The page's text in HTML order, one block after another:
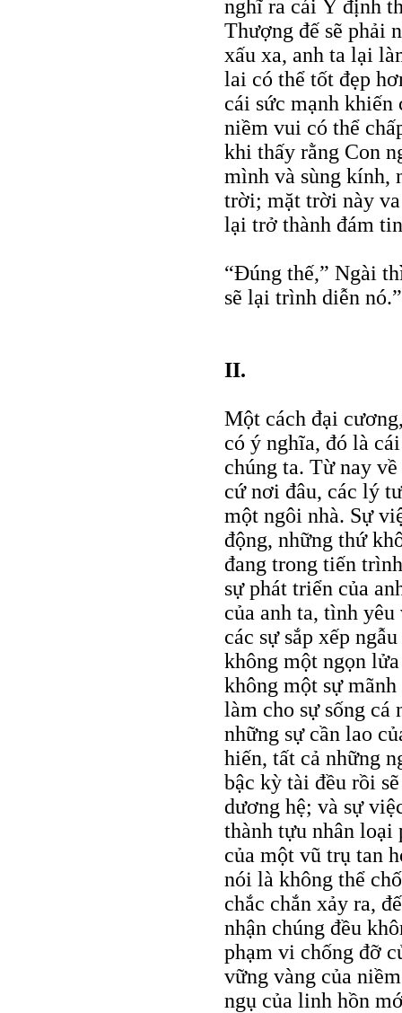
nghĩ ra cái Ý định
Thượng đế sẽ phải
xấu xa, anh ta lại
lai có thể tốt đẹp
cái sức mạnh khiến
niềm vui có thể
khi thấy rằng Con
mình và sùng kính,
trời; mặt trời này
lại trở thành đám
“Đúng thế,” Ngài
sẽ lại trình diễn nó.”
II.
Một cách đại
có ý nghĩa, đó là
chúng ta. Từ nay
cứ nơi đâu, các lý
một ngôi nhà. Sự
động, những thứ
đang trong tiến
sự phát triển của
của anh ta, tình
các sự sắp xếp
không một ngọn
không một sự
làm cho sự sống cá
những sự cần lao
hiến, tất cả những
bậc kỳ tài đều rồi
dương hệ; và sự
thành tựu nhân loại
của một vũ trụ tan
nói là không thể
chắc chắn xảy ra,
nhận chúng đều
phạm vi chống đỡ
vững vàng của
ngụ của linh hồn